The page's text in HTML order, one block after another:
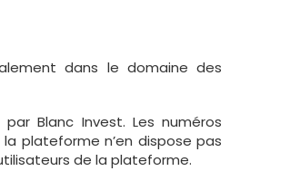
dans le domaine des
Blanc Invest. Les numéros
plateforme n’en dispose pas
de la plateforme.